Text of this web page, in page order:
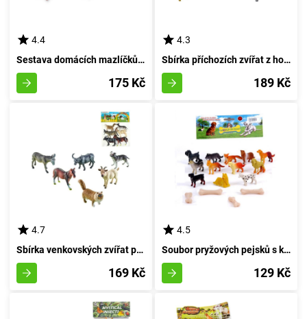
4.4
Sestava domácích mazlíčků 6 kusů
175 Kč
4.3
Sbírka příchozích zvířat z hospodářství
189 Kč
4.7
Sbírka venkovských zvířat pro domov 6 kusů
169 Kč
4.5
Soubor pryžových pejsků s kostičkami
129 Kč